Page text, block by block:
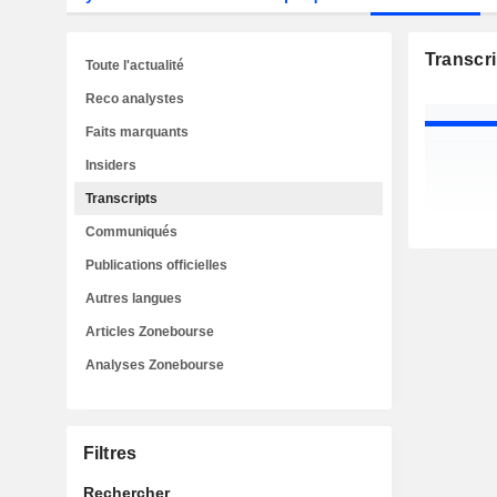
Toute l'actualité
Reco analystes
Faits marquants
Insiders
Transcripts
Communiqués
Publications officielles
Autres langues
Articles Zonebourse
Analyses Zonebourse
Filtres
Rechercher